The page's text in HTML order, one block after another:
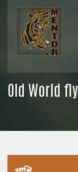
Old World